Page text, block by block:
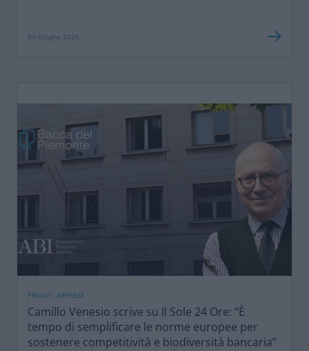
04 Giugno 2026
PRIVATI, IMPRESE
Camillo Venesio scrive su Il Sole 24 Ore: “È
tempo di semplificare le norme europee per
sostenere competitività e biodiversità bancaria”